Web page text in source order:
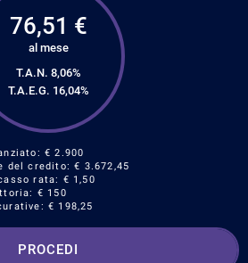
76,51 €
al mese
T.A.N. 8,06%
T.A.E.G. 16,04%
€2.900
del credito: € 3.672,45
rata: € 1,50
€ 150
€ 198,25
PROCEDI